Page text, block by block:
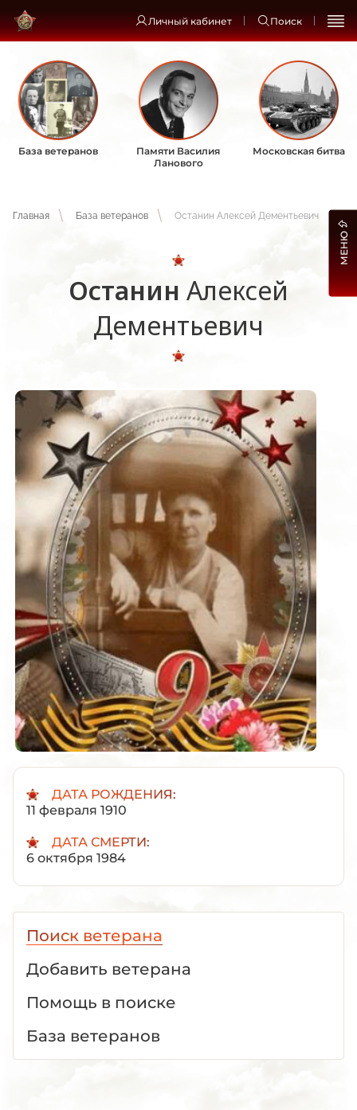
Личный кабинет Поиск
База ветеранов
Памяти Василия
Ланового
Московская битва
Главная База ветеранов Останин Алексей Дементьевич
Останин Алексей
Дементьевич
ДАТА РОЖДЕНИЯ:
11 февраля 1910
ДАТА СМЕРТИ:
6 октября 1984
Поиск ветерана
Добавить ветерана
Помощь в поиске
База ветеранов
МЕНЮ